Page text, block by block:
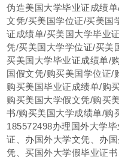
伪造美国大学毕业证成绩
文凭/买美国学位证/买美国
证成绩单/买美国大学毕业
凭/买美国大学学位证/买美
买美国大学毕业证成绩单/
国假文凭/购买美国学位证/
购买美国毕业证成绩单/购
购买美国大学假文凭/购买
书/购买美国大学成绩单/购
185572498办理国外大学
证、办国外大学文凭、办
凭、买国外大学假毕业证